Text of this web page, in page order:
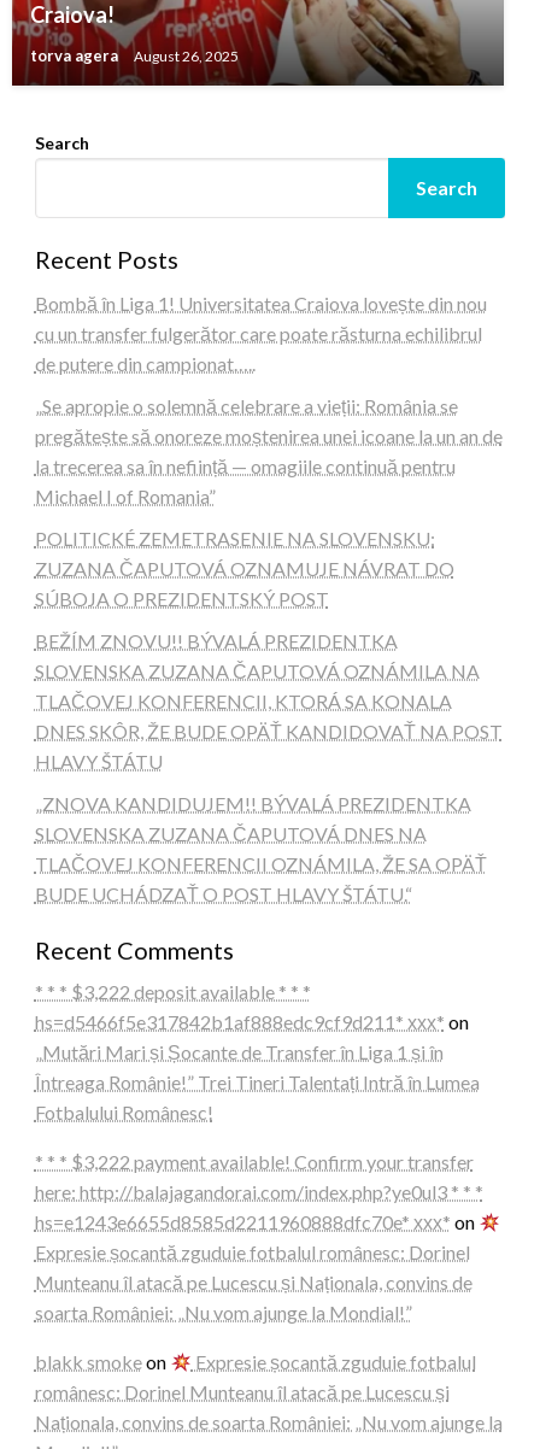
Craiova!
torva agera August 26, 2025
Search
Search
Recent Posts
Bombă în Liga 1! Universitatea Craiova lovește din nou
cu un transfer fulgerător care poate răsturna echilibrul
de putere din campionat…..
„Se apropie o solemnă celebrare a vieții: România se
pregătește să onoreze moștenirea unei icoane la un an de
la trecerea sa în neființă — omagiile continuă pentru
Michael I of Romania”
POLITICKÉ ZEMETRASENIE NA SLOVENSKU:
ZUZANA ČAPUTOVÁ OZNAMUJE NÁVRAT DO
SÚBOJA O PREZIDENTSKÝ POST
BEŽÍM ZNOVU!! BÝVALÁ PREZIDENTKA
SLOVENSKA ZUZANA ČAPUTOVÁ OZNÁMILA NA
TLAČOVEJ KONFERENCII, KTORÁ SA KONALA
DNES SKÔR, ŽE BUDE OPÄŤ KANDIDOVAŤ NA POST
HLAVY ŠTÁTU
„ZNOVA KANDIDUJEM!! BÝVALÁ PREZIDENTKA
SLOVENSKA ZUZANA ČAPUTOVÁ DNES NA
TLAČOVEJ KONFERENCII OZNÁMILA, ŽE SA OPÄŤ
BUDE UCHÁDZAŤ O POST HLAVY ŠTÁTU.“
Recent Comments
* * * $3,222 deposit available * * *
hs=d5466f5e317842b1af888edc9cf9d211* ххх* on
„Mutări Mari și Șocante de Transfer în Liga 1 și în
Întreaga Românie!” Trei Tineri Talentați Intră în Lumea
Fotbalului Românesc!
* * * $3,222 payment available! Confirm your transfer
here: http://balajagandorai.com/index.php?ye0ul3 * * *
hs=e1243e6655d8585d2211960888dfc70e* ххх* on
Expresie șocantă zguduie fotbalul românesc: Dorinel
Munteanu îl atacă pe Lucescu și Naționala, convins de
soarta României: „Nu vom ajunge la Mondial!”
blakk smokeon
Expresie șocantă zguduie fotbalul
românesc: Dorinel Munteanu îl atacă pe Lucescu și
Naționala, convins de soarta României: „Nu vom ajunge la